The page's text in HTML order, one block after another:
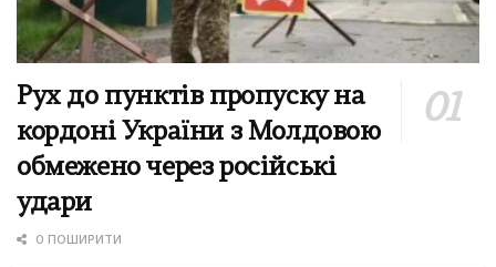
Рух до пунктів пропуску на
кордоні України з Молдовою
обмежено через російські
удари
0 ПОШИРИТИ